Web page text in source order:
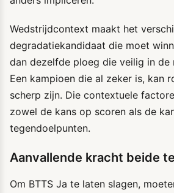
Wedstrijdcontext maakt het
degradatiekandidaat die moet
dan dezelfde ploeg die veilig in de
Een kampioen die al zeker is, kan
scherp zijn. Die contextuele
zowel de kans op scoren als de
tegendoelpunten.
Aanvallende kracht beide
Om BTTS Ja te laten slagen,